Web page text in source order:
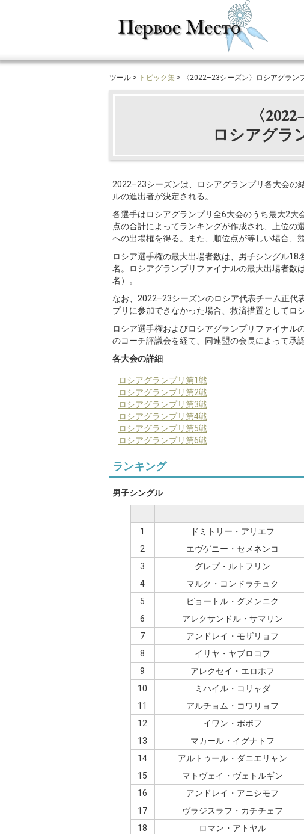
ツール > トピック集 > 〈2022–23シーズン〉ロシアグラン
〈
ロシアグラ
2022–23シーズンは、ロシアグランプリ各大会の
ルの進出者が決定される。
各選手はロシアグランプリ全6大会のうち最大2
点の合計によってランキングが作成され、上位の
への出場権を得る。また、順位点が等しい場合、
ロシア選手権の最大出場者数は、男子シングル
名。ロシアグランプリファイナルの最大出場者数
名）。
なお、2022–23シーズンのロシア代表チーム正代
プリに参加できなかった場合、救済措置としてロ
ロシア選手権およびロシアグランプリファイナル
のコーチ評議会を経て、同連盟の会長によって承認
各大会の詳細
ロシアグランプリ第1戦
ロシアグランプリ第2戦
ロシアグランプリ第3戦
ロシアグランプリ第4戦
ロシアグランプリ第5戦
ロシアグランプリ第6戦
ランキング
男子シングル
1
ドミトリー・アリエフ
2
エヴゲニー・セメネンコ
3
グレプ・ルトフリン
4
マルク・コンドラチュク
5
ピョートル・グメンニク
6
アレクサンドル・サマリン
7
アンドレイ・モザリョフ
8
イリヤ・ヤブロコフ
9
アレクセイ・エロホフ
10
ミハイル・コリャダ
11
アルチョム・コワリョフ
12
イワン・ポポフ
13
マカール・イグナトフ
14
アルトゥール・ダニエリャン
15
マトヴェイ・ヴェトルギン
16
アンドレイ・アニシモフ
17
ヴラジスラフ・カチチェフ
18
ロマン・アトヤル